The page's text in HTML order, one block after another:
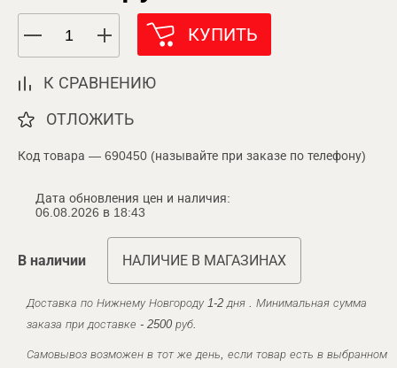
КУПИТЬ
К СРАВНЕНИЮ
ОТЛОЖИТЬ
Код товара — 690450 (называйте при заказе по телефону)
Дата обновления цен и наличия:
06.08.2026 в 18:43
В наличии НАЛИЧИЕ В МАГАЗИНАХ
Доставка по Нижнему Новгороду 1-2 дня . Минимальная сумма
заказа при доставке - 2500 руб.
Самовывоз возможен в тот же день, если товар есть в выбранном